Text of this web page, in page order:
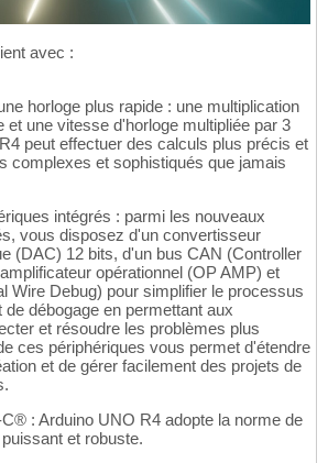
avec :
horloge plus rapide : une multiplication
et une vitesse d'horloge multipliée par 3
peut effectuer des calculs plus précis et
complexes et sophistiqués que jamais
intégrés : parmi les nouveaux
vous disposez d'un convertisseur
(DAC) 12 bits, d'un bus CAN (Controller
opérationnel (OP AMP) et
Wire Debug) pour simplifier le processus
débogage en permettant aux
et résoudre les problèmes plus
ces périphériques vous permet d'étendre
et de gérer facilement des projets de
: Arduino UNO R4 adopte la norme de
et robuste.